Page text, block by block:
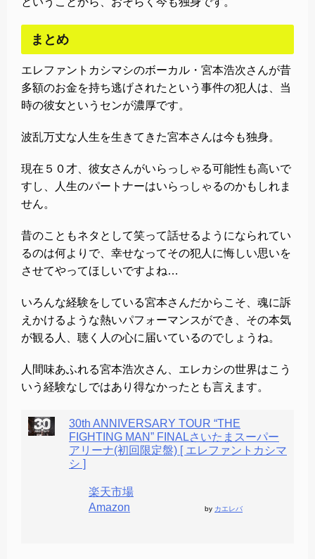
まとめ
エレファントカシマシのボーカル・宮本浩次さんが昔
多額のお金を持ち逃げされたという事件の犯人は、当
時の彼女というセンが濃厚です。
波乱万丈な人生を生きてきた宮本さんは今も独身。
現在５０才、彼女さんがいらっしゃる可能性も高いで
すし、人生のパートナーはいらっしゃるのかもしれま
せん。
昔のこともネタとして笑って話せるようになられてい
るのは何よりで、幸せなってその犯人に悔しい思いを
させてやってほしいですよね…
いろんな経験をしている宮本さんだからこそ、魂に訴
えかけるような熱いパフォーマンスができ、その本気
が観る人、聴く人の心に届いているのでしょうね。
人間味あふれる宮本浩次さん、エレカシの世界はこう
いう経験なしではあり得なかったとも言えます。
30th ANNIVERSARY TOUR “THE
FIGHTING MAN” FINALさいたまスーパー
アリーナ(初回限定盤) [ エレファントカシマ
シ ]
楽天市場
Amazon
by カエレバ